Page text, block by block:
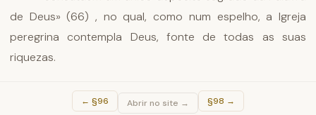
de Deus» (66) , no qual, como num espelho, a Igreja
peregrina contempla Deus, fonte de todas as suas
riquezas.
← §96 Abrir no site → §98 →